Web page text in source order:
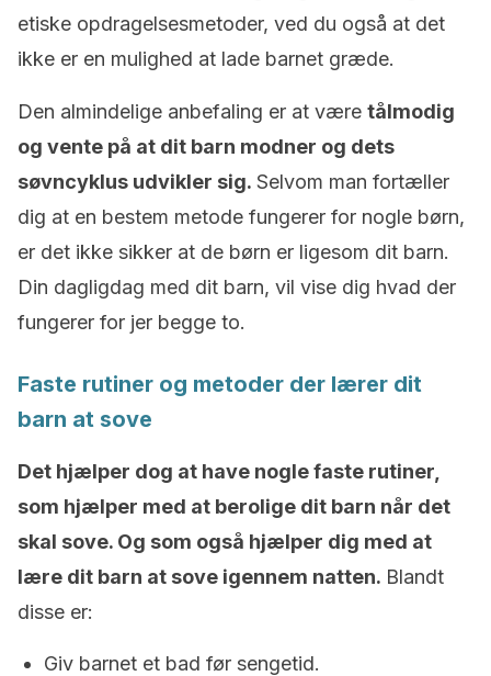
etiske opdragelsesmetoder, ved du også at det
ikke er en mulighed at lade barnet græde.
Den almindelige anbefaling er at være tålmodig
og vente på at dit barn modner og dets
søvncyklus udvikler sig. Selvom man fortæller
dig at en bestem metode fungerer for nogle børn,
er det ikke sikker at de børn er ligesom dit barn.
Din dagligdag med dit barn, vil vise dig hvad der
fungerer for jer begge to.
Faste rutiner og metoder der lærer dit
barn at sove
Det hjælper dog at have nogle faste rutiner,
som hjælper med at berolige dit barn når det
skal sove. Og som også hjælper dig med at
lære dit barn at sove igennem natten. Blandt
disse er:
Giv barnet et bad før sengetid.